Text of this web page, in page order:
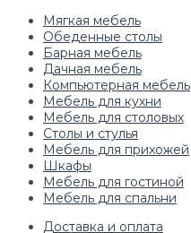
Мягкая мебель
Обеденные столы
Барная мебель
Дачная мебель
Компьютерная мебель
Мебель для кухни
Мебель для столовых
Столы и стулья
Мебель для прихожей
Шкафы
Мебель для гостиной
Мебель для спальни
Доставка и оплата